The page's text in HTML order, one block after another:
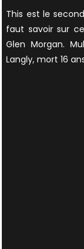
This est le
faut savoir sur
Glen Morgan.
Langly, mort 16